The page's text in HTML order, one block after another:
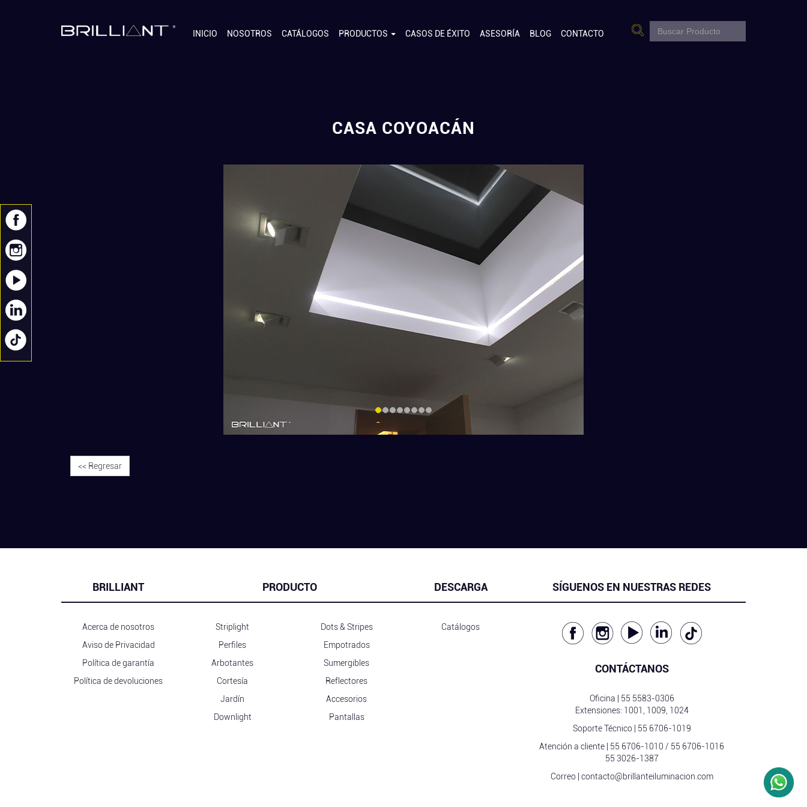
INICIO NOSOTROS CATÁLOGOS PRODUCTOS CASOS DE ÉXITO ASESORÍA BLOG CONTACTO
CASA COYOACÁN
<< Regresar
BRILLIANT
Acerca de nosotros
Aviso de Privacidad
Política de garantía
Política de devoluciones
PRODUCTO
Striplight
Perfiles
Arbotantes
Cortesía
Jardín
Downlight
Dots & Stripes
Empotrados
Sumergibles
Reflectores
Accesorios
Pantallas
DESCARGA
Catálogos
SÍGUENOS EN NUESTRAS REDES
CONTÁCTANOS
Oficina | 55 5583-0306
Extensiones: 1001, 1009, 1024
Soporte Técnico | 55 6706-1019
Atención a cliente | 55 6706-1010 / 55 6706-1016
55 3026-1387
Correo | contacto@brillanteiluminacion.com